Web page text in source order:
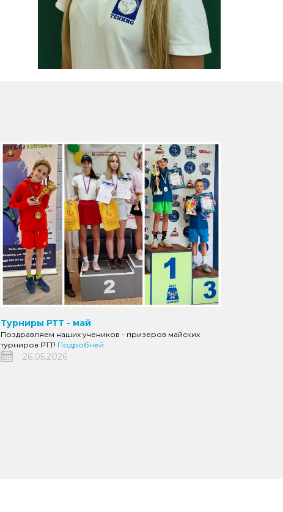
Турниры РТТ - май
Поздравляем наших учеников - призеров майских
турниров РТТ! Подробней
26.05.2026